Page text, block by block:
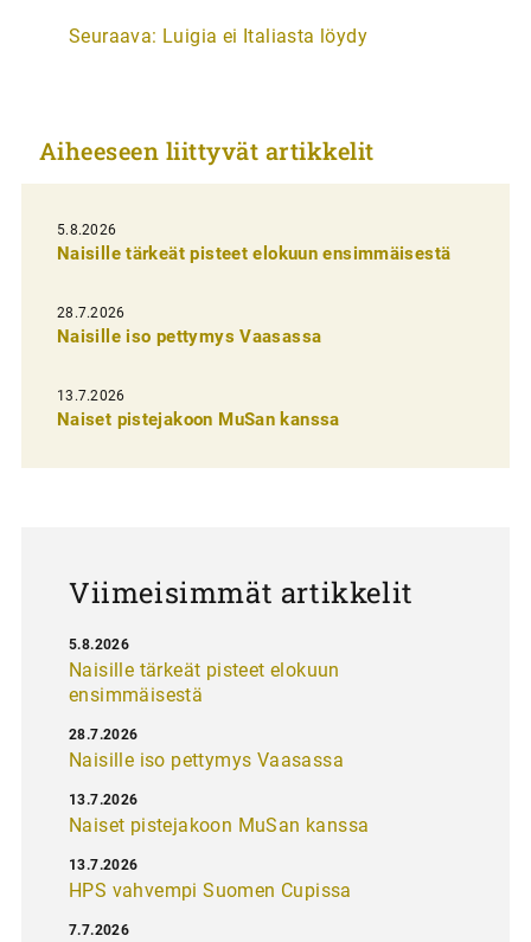
t
k
e
l
i
e
n
e
Seuraava: Luigia ei Italiasta löydy
Aiheeseen liittyvät artikkelit
5.8.2026
Naisille tärkeät pisteet elokuun ensimmäisestä
28.7.2026
Naisille iso pettymys Vaasassa
13.7.2026
Naiset pistejakoon MuSan kanssa
Viimeisimmät artikkelit
Naisille tärkeät pisteet elokuun
ensimmäisestä
5.8.2026
Naisille iso pettymys Vaasassa
28.7.2026
Naiset pistejakoon MuSan kanssa
13.7.2026
HPS vahvempi Suomen Cupissa
13.7.2026
7.7.2026